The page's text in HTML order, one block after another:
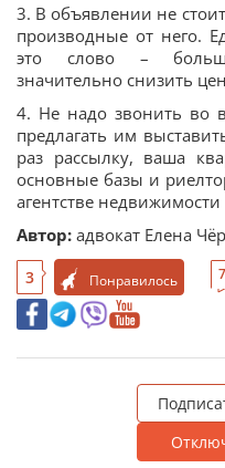
3. В объявлении не
производные от него.
это слово –
значительно снизить
4. Не надо звонить во
предлагать им
раз рассылку, ваша
основные базы и
агентстве
Автор: адвокат Елена
3 Понравилось